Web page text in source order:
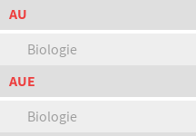
AU
Biologie
AUE
Biologie